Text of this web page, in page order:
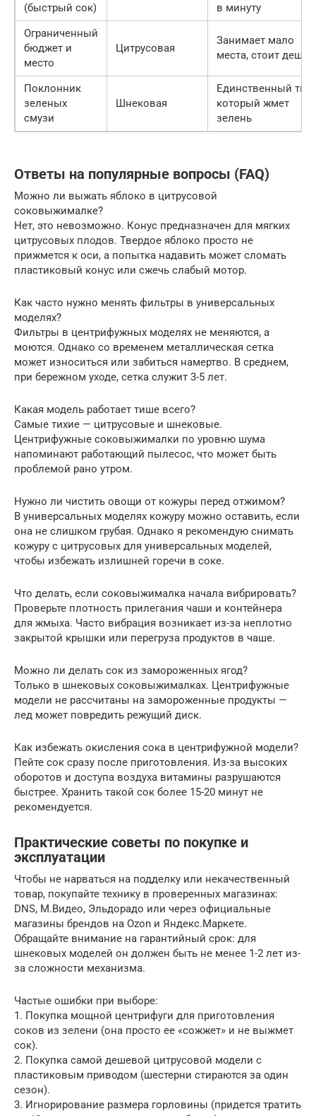
(быстрый сок)
в минуту
Ограниченный
бюджет и
место
Цитрусовая
Занимает мало
места, стоит
Поклонник
зеленых
смузи
Шнековая
Единственный тип,
который жмет
зелень
Ответы на популярные вопросы (FAQ)
Можно ли выжать яблоко в цитрусовой
соковыжималке?
Нет, это невозможно. Конус предназначен для мягких
цитрусовых плодов. Твердое яблоко просто не
прижмется к оси, а попытка надавить может сломать
пластиковый конус или сжечь слабый мотор.
Как часто нужно менять фильтры в универсальных
моделях?
Фильтры в центрифужных моделях не меняются, а
моются. Однако со временем металлическая сетка
может износиться или забиться намертво. В среднем,
при бережном уходе, сетка служит 3-5 лет.
Какая модель работает тише всего?
Самые тихие — цитрусовые и шнековые.
Центрифужные соковыжималки по уровню шума
напоминают работающий пылесос, что может быть
проблемой рано утром.
Нужно ли чистить овощи от кожуры перед отжимом?
В универсальных моделях кожуру можно оставить, если
она не слишком грубая. Однако я рекомендую снимать
кожуру с цитрусовых для универсальных моделей,
чтобы избежать излишней горечи в соке.
Что делать, если соковыжималка начала вибрировать?
Проверьте плотность прилегания чаши и контейнера
для жмыха. Часто вибрация возникает из-за неплотно
закрытой крышки или перегруза продуктов в чаше.
Можно ли делать сок из замороженных ягод?
Только в шнековых соковыжималках. Центрифужные
модели не рассчитаны на замороженные продукты —
лед может повредить режущий диск.
Как избежать окисления сока в центрифужной модели?
Пейте сок сразу после приготовления. Из-за высоких
оборотов и доступа воздуха витамины разрушаются
быстрее. Хранить такой сок более 15-20 минут не
рекомендуется.
Практические советы по покупке и
эксплуатации
Чтобы не нарваться на подделку или некачественный
товар, покупайте технику в проверенных магазинах:
DNS, М.Видео, Эльдорадо или через официальные
магазины брендов на Ozon и Яндекс.Маркете.
Обращайте внимание на гарантийный срок: для
шнековых моделей он должен быть не менее 1-2 лет из-
за сложности механизма.
Частые ошибки при выборе:
1. Покупка мощной центрифуги для приготовления
соков из зелени (она просто ее «сожжет» и не выжмет
сок).
2. Покупка самой дешевой цитрусовой модели с
пластиковым приводом (шестерни стираются за один
сезон).
3. Игнорирование размера горловины (придется тратить